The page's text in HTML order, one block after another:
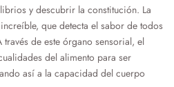
y descubrir la constitución. La
que detecta el sabor de todos
de este órgano sensorial, el
del alimento para ser
así a la capacidad del cuerpo